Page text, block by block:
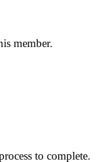
member.
to complete.